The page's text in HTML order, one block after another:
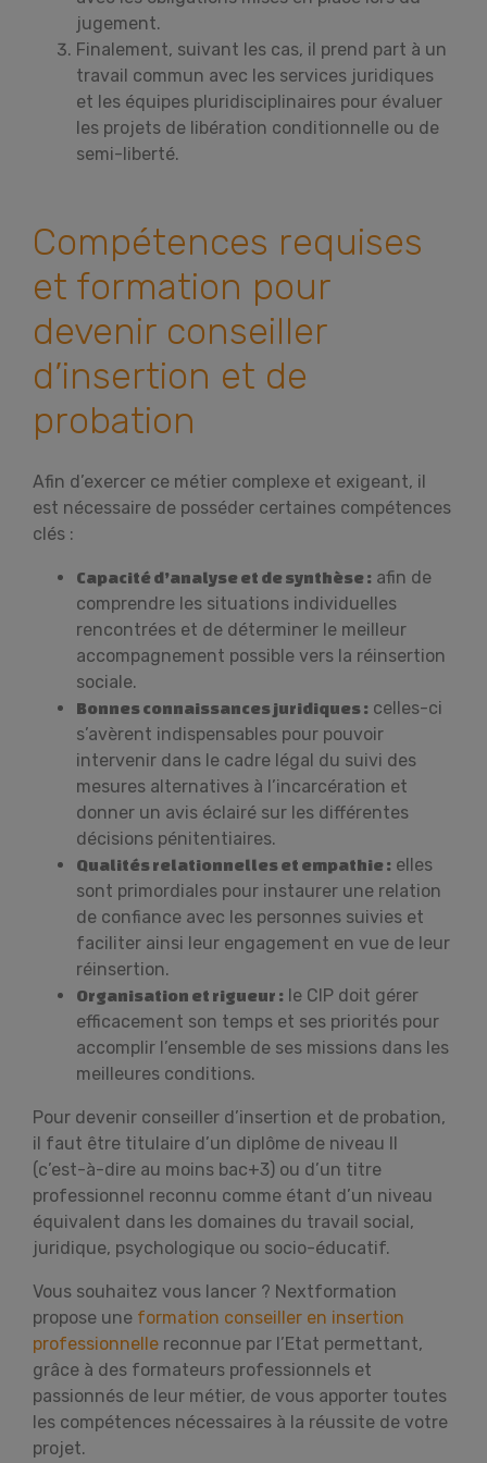
jugement.
Finalement, suivant les cas, il prend part à un
travail commun avec les services juridiques
et les équipes pluridisciplinaires pour évaluer
les projets de libération conditionnelle ou de
semi-liberté.
Compétences requises
et formation pour
devenir conseiller
d’insertion et de
probation
Afin d’exercer ce métier complexe et exigeant, il
est nécessaire de posséder certaines compétences
clés :
Capacité d’analyse et de synthèse : afin de
comprendre les situations individuelles
rencontrées et de déterminer le meilleur
accompagnement possible vers la réinsertion
sociale.
Bonnes connaissances juridiques : celles-ci
s’avèrent indispensables pour pouvoir
intervenir dans le cadre légal du suivi des
mesures alternatives à l’incarcération et
donner un avis éclairé sur les différentes
décisions pénitentiaires.
Qualités relationnelles et empathie : elles
sont primordiales pour instaurer une relation
de confiance avec les personnes suivies et
faciliter ainsi leur engagement en vue de leur
réinsertion.
Organisation et rigueur : le CIP doit gérer
efficacement son temps et ses priorités pour
accomplir l’ensemble de ses missions dans les
meilleures conditions.
Pour devenir conseiller d’insertion et de probation,
il faut être titulaire d’un diplôme de niveau II
(c’est-à-dire au moins bac+3) ou d’un titre
professionnel reconnu comme étant d’un niveau
équivalent dans les domaines du travail social,
juridique, psychologique ou socio-éducatif.
Vous souhaitez vous lancer ? Nextformation
propose une formation conseiller en insertion
professionnelle reconnue par l’Etat permettant,
grâce à des formateurs professionnels et
passionnés de leur métier, de vous apporter toutes
les compétences nécessaires à la réussite de votre
projet.